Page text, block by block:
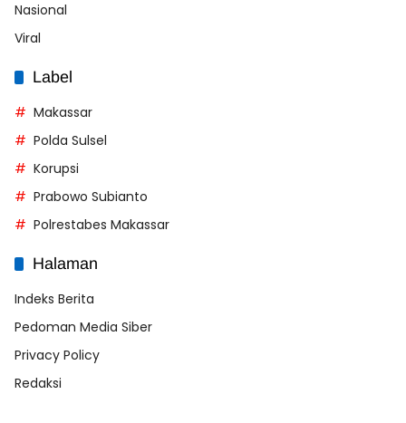
Nasional
Viral
Label
Makassar
Polda Sulsel
Korupsi
Prabowo Subianto
Polrestabes Makassar
Halaman
Indeks Berita
Pedoman Media Siber
Privacy Policy
Redaksi